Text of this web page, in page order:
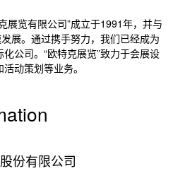
展览有限公司”成立于1991年，并与
展。通过携手努力，我们已经成为
公司。“欧特克展览”致力于会展设
动策划等业务。
份有限公司